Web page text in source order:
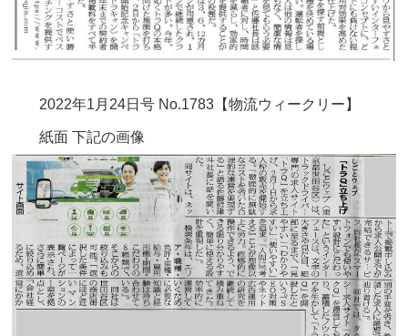
2022年1月24日号 No.1783【物流ウィークリー】
紙面 下記の画像